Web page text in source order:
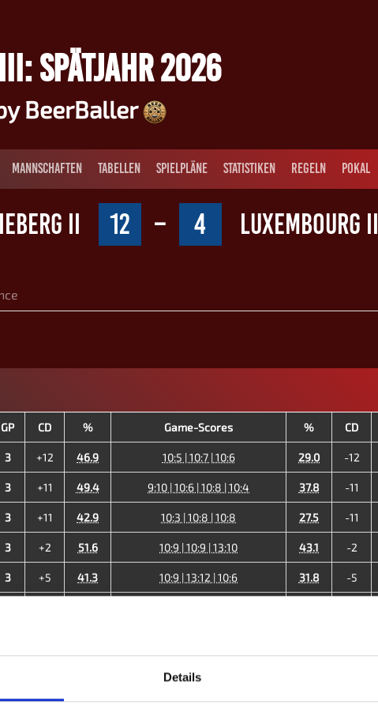
Details
SPÄTJAHR 2026
BeerBaller
MANNSCHAFTEN TABELLEN SPIELPLÄNE STATISTIKEN REGELN POKAL
II 12 – 4 LUXEMBOURG II
GP CD % Game-Scores % CD
3 +12 46.9 10:5 | 10:7 | 10:6 29.0 -12
3 +11 49.4 9:10 | 10:6 | 10:8 | 10:4 37.8 -11
3 +11 42.9 10:3 | 10:8 | 10:8 27.5 -11
3 +2 51.6 10:9 | 10:9 | 13:10 43.1 -2
3 +5 41.3 10:9 | 13:12 | 10:6 31.8 -5
20 +31